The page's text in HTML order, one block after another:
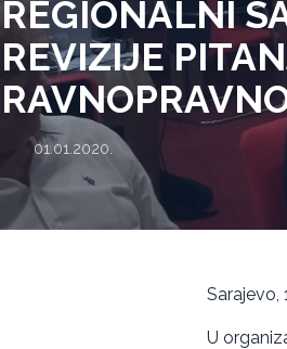
REGIONALNI
REVIZIJE
01.01.2020.
Sarajevo,
U